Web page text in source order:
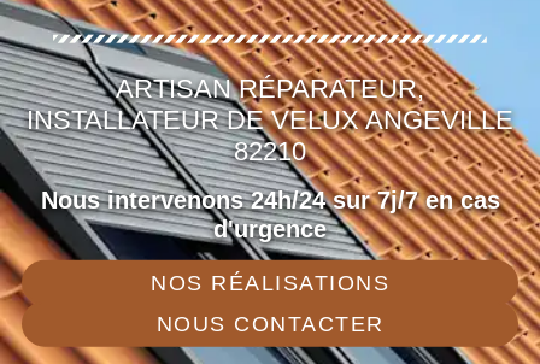
ARTISAN RÉPARATEUR,
INSTALLATEUR DE VELUX ANGEVILLE
82210
Nous intervenons 24h/24 sur 7j/7 en cas
d'urgence
NOS RÉALISATIONS
NOUS CONTACTER